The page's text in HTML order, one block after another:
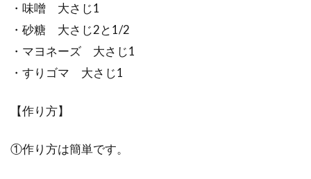
・味噌 大さじ1
・砂糖 大さじ2と1/2
・マヨネーズ 大さじ1
・すりゴマ 大さじ1
【作り方】
①作り方は簡単です。